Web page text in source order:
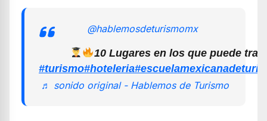
@hablemosdeturismomx
10 Lugares en los que puede
#turismo#hoteleria
♬ sonido original - Hablemos de Turismo